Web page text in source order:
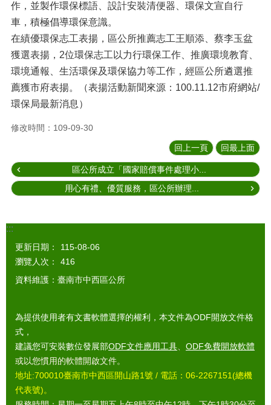
作，並製作環保標語、設計安裝清便器、環保文宣自行
車，積極倡導環保意識。
在績優環保志工表揚，區公所推薦志工王順添、蔡李玉盆
獲選表揚，2位環保志工以力行環保工作、推廣環境教育、
環境通報、生活環保及環保協力等工作，經區公所遴選推
薦獲市府表揚。（表揚活動新聞來源：100.11.12市府網站/
環保局最新消息）
修改時間：109-09-30
回上一頁 回最上面
區公所成立「國家賠償事件處理小...
用心有禮、優質服務，區公所辦理...
:::
更新日期：
115-08-06
瀏覽人次：
416
資料維護：臺南市中西區公所
為提供使用者有文書軟體選擇的權利，本文件為ODF開放文件格
式，
建議您可安裝數位發展部ODF文件應用工具
ODF免費開放軟體
或以您慣用的軟體開啟文件。
地址:700010臺南市中西區開山路1號 / 電話：06-2267151(總機
代表號)。